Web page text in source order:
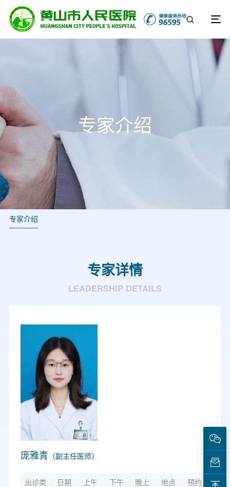
专家介绍
专家介绍
专家详情
LEADERSHIP DETAILS
庞雅青 （副主任医师）
出诊类
日期 上午 下午 晚上 地点
预约